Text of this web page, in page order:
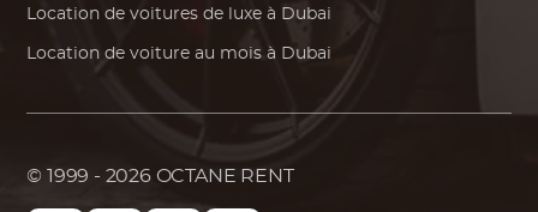
Location de voitures de luxe à Dubai
Location de voiture au mois à Dubai
© 1999 - 2026 OCTANE RENT